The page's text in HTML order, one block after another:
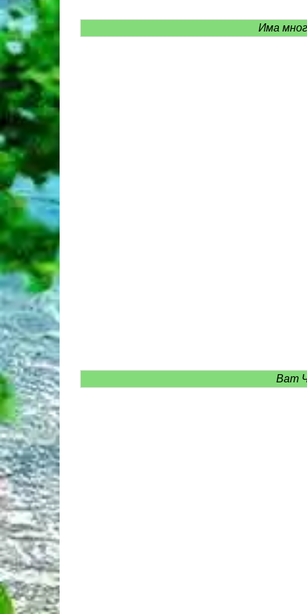
Има
Ват